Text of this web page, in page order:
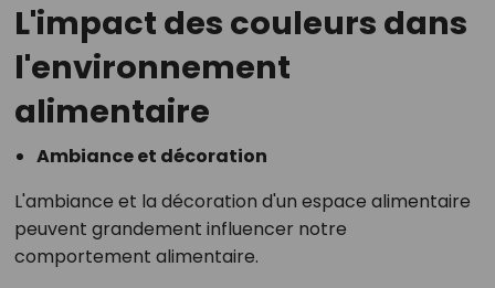
L'impact des couleurs dans
l'environnement
alimentaire
Ambiance et décoration
L'ambiance et la décoration d'un espace alimentaire
peuvent grandement influencer notre
comportement alimentaire.